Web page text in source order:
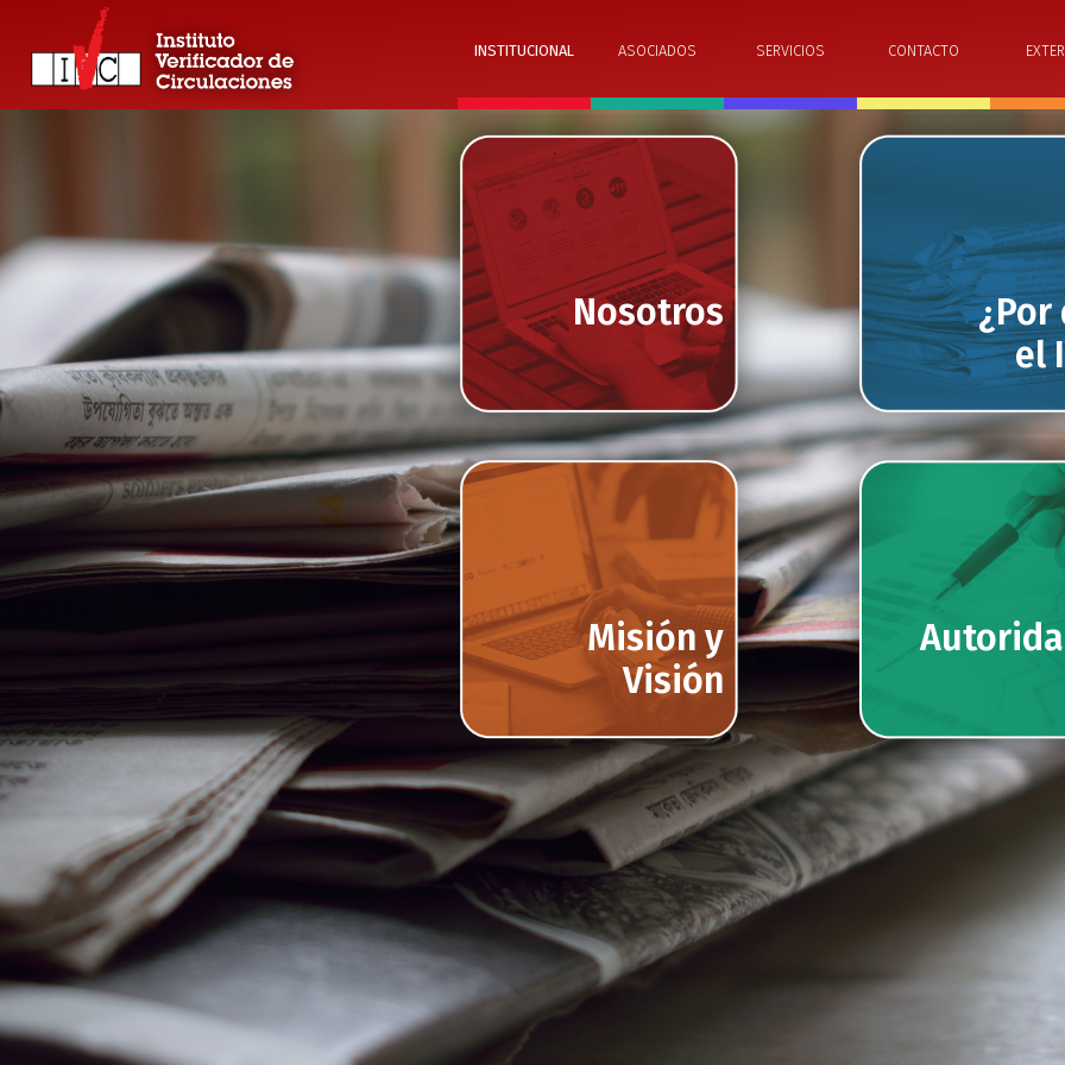
INSTITUCIONAL ASOCIADOS SERVICIOS CONTACTO
Nosotros
¿Por
el
Misión y
Visión